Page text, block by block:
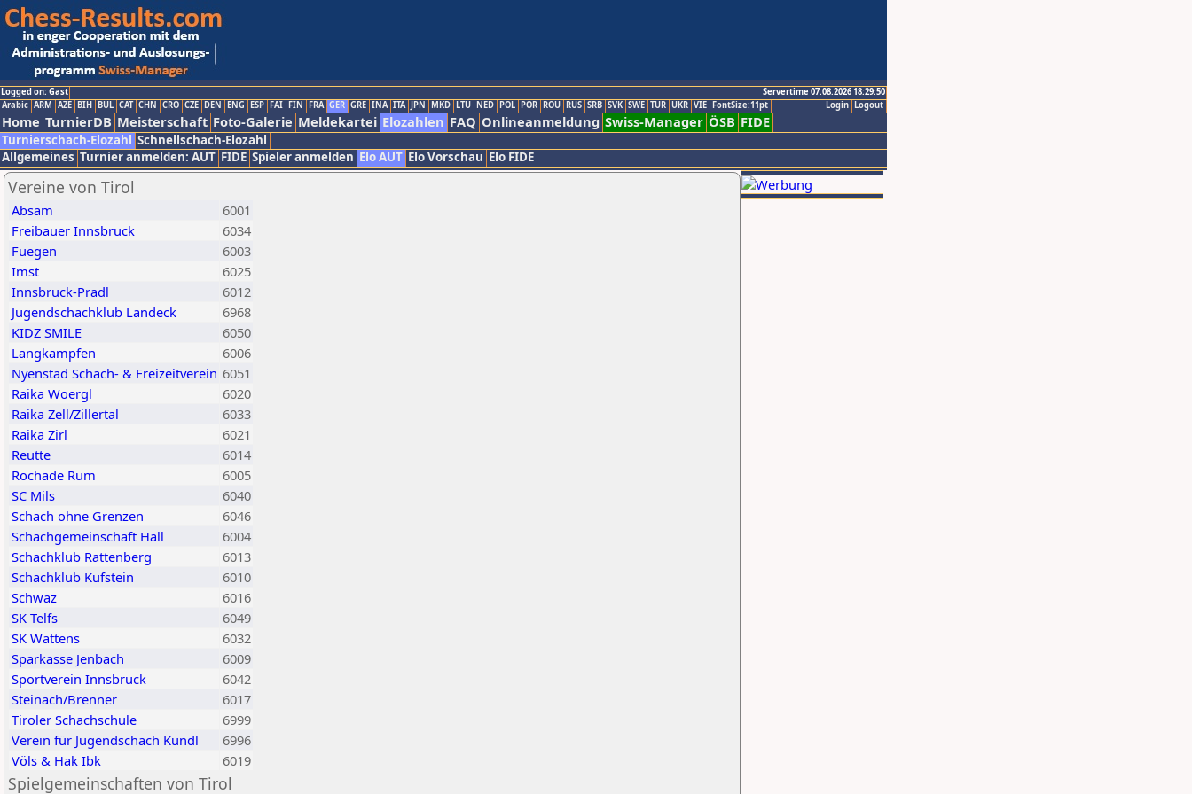
Logged on: Gast
Servertime 07.08.2026 18:29:50
Logout
Login
Arabic ARM AZE BIH BUL CAT CHN CRO CZE DEN ENG ESP FAI FIN FRA GER GRE INA ITA JPN MKD LTU NED POL POR ROU RUS SRB SVK SWE TUR UKR VIE FontSize:11pt
Home TurnierDB Meisterschaft Foto-Galerie Meldekartei Elozahlen FAQ Onlineanmeldung Swiss-Manager ÖSB FIDE
Turnierschach-Elozahl Schnellschach-Elozahl
Allgemeines Turnier anmelden: AUT FIDE Spieler anmelden Elo AUT Elo Vorschau Elo FIDE
Vereine von Tirol
Absam
6001
Freibauer Innsbruck
6034
Fuegen
6003
Imst
6025
Innsbruck-Pradl
6012
Jugendschachklub Landeck
6968
KIDZ SMILE
6050
Langkampfen
6006
Nyenstad Schach- & Freizeitverein 6051
Raika Woergl
6020
Raika Zell/Zillertal
6033
Raika Zirl
6021
Reutte
6014
Rochade Rum
6005
SC Mils
6040
Schach ohne Grenzen
6046
Schachgemeinschaft Hall
6004
Schachklub Rattenberg
6013
Schachklub Kufstein
6010
Schwaz
6016
SK Telfs
6049
SK Wattens
6032
Sparkasse Jenbach
6009
Sportverein Innsbruck
6042
Steinach/Brenner
6017
Tiroler Schachschule
6999
Verein für Jugendschach Kundl
6996
Völs & Hak Ibk
6019
Spielgemeinschaften von Tirol